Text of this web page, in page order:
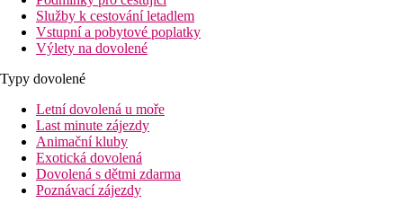
Služby k cestování letadlem
Vstupní a pobytové poplatky
Výlety na dovolené
Typy dovolené
Letní dovolená u moře
Last minute zájezdy
Animační kluby
Exotická dovolená
Dovolená s dětmi zdarma
Poznávací zájezdy